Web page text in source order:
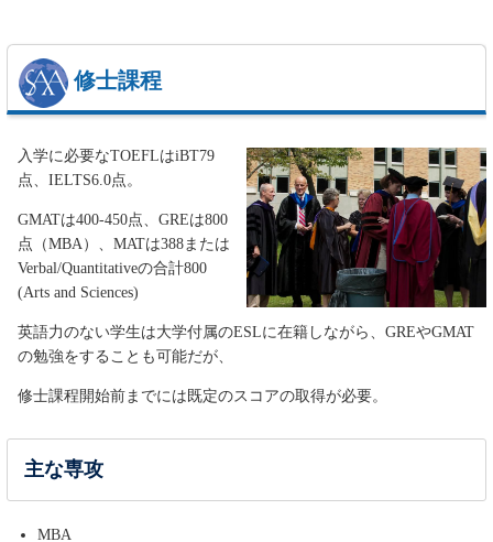
修士課程
入学に必要なTOEFLはiBT79
点、IELTS6.0点。
GMATは400-450点、GREは800
点（MBA）、MATは388または
Verbal/Quantitativeの合計800
(Arts and Sciences)
英語力のない学生は大学付属のESLに在籍しながら、GREやGMAT
の勉強をすることも可能だが、
修士課程開始前までには既定のスコアの取得が必要。
主な専攻
MBA